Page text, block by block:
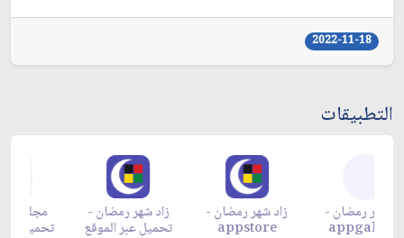
2022-11-18
التطبيقات
زاد شهر رمضان -
تحميل عبر الموقع
زاد شهر رمضان -
appstore
زاد شهر رمضان -
appgallery